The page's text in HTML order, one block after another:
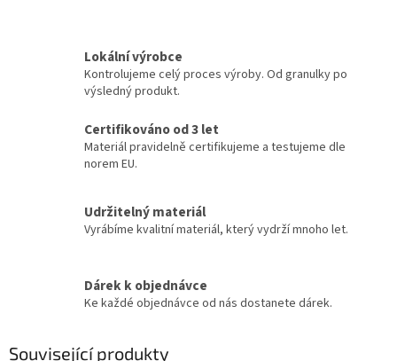
Lokální výrobce
Kontrolujeme celý proces výroby. Od granulky po
výsledný produkt.
Certifikováno od 3 let
Materiál pravidelně certifikujeme a testujeme dle
norem EU.
Udržitelný materiál
Vyrábíme kvalitní materiál, který vydrží mnoho let.
Dárek k objednávce
Ke každé objednávce od nás dostanete dárek.
Související produkty